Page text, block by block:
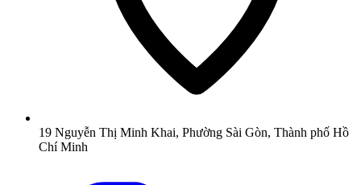
19 Nguyễn Thị Minh Khai, Phường Sài Gòn, Thành phố Hồ
Chí Minh